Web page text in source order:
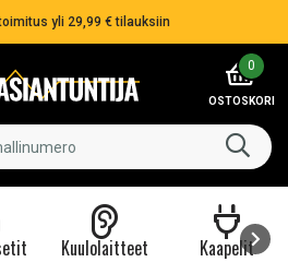
toimitus yli 29,99 € tilauksiin
0
OSTOSKORI
Kuulolaitteet Kaapelit